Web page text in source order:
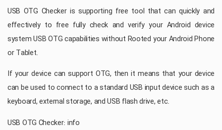
USB OTG Checker is supporting free tool that can quickly and
effectively to free fully check and verify your Android device
system USB OTG capabilities without Rooted your Android Phone
or Tablet.
If your device can support OTG, then it means that your device
can be used to connect to a standard USB input device such as a
keyboard, external storage, and USB flash drive, etc.
USB OTG Checker: info